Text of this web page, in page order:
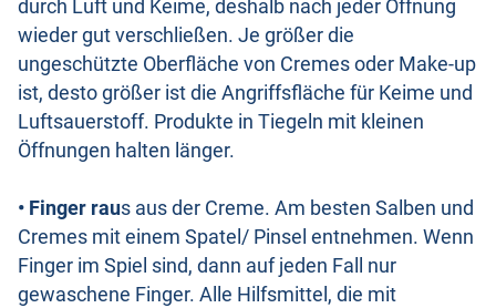
durch Luft und Keime, deshalb nach jeder Öffnung
wieder gut verschließen. Je größer die
ungeschützte Oberfläche von Cremes oder Make-up
ist, desto größer ist die Angriffsfläche für Keime und
Luftsauerstoff. Produkte in Tiegeln mit kleinen
Öffnungen halten länger.
• Finger raus aus der Creme. Am besten Salben und
Cremes mit einem Spatel/ Pinsel entnehmen. Wenn
Finger im Spiel sind, dann auf jeden Fall nur
gewaschene Finger. Alle Hilfsmittel, die mit